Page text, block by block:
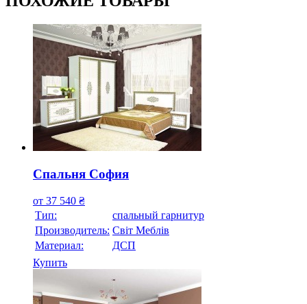
Спальня София
от 37 540 ₴
Тип:
спальный гарнитур
Производитель: Свiт Меблiв
Материал:
ДСП
Купить